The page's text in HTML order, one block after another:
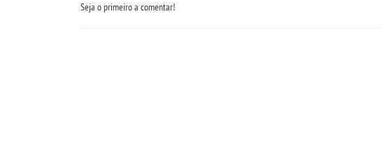
Seja o primeiro a comentar!